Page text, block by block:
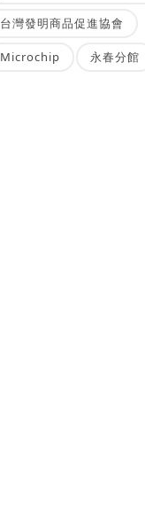
台灣發明商品促進協會
Microchip 永春分館